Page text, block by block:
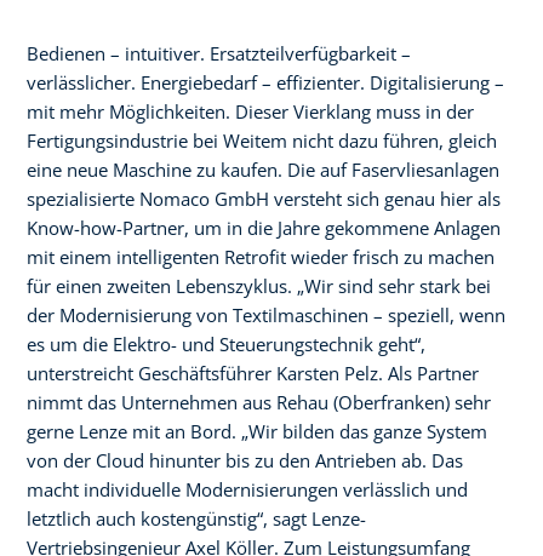
Bedienen – intuitiver. Ersatzteilverfügbarkeit –
verlässlicher. Energiebedarf – effizienter. Digitalisierung –
mit mehr Möglichkeiten. Dieser Vierklang muss in der
Fertigungsindustrie bei Weitem nicht dazu führen, gleich
eine neue Maschine zu kaufen. Die auf Faservliesanlagen
spezialisierte Nomaco GmbH versteht sich genau hier als
Know-how-Partner, um in die Jahre gekommene Anlagen
mit einem intelligenten Retrofit wieder frisch zu machen
für einen zweiten Lebenszyklus. „Wir sind sehr stark bei
der Modernisierung von Textilmaschinen – speziell, wenn
es um die Elektro- und Steuerungstechnik geht“,
unterstreicht Geschäftsführer Karsten Pelz. Als Partner
nimmt das Unternehmen aus Rehau (Oberfranken) sehr
gerne Lenze mit an Bord. „Wir bilden das ganze System
von der Cloud hinunter bis zu den Antrieben ab. Das
macht individuelle Modernisierungen verlässlich und
letztlich auch kostengünstig“, sagt Lenze-
Vertriebsingenieur Axel Köller. Zum Leistungsumfang